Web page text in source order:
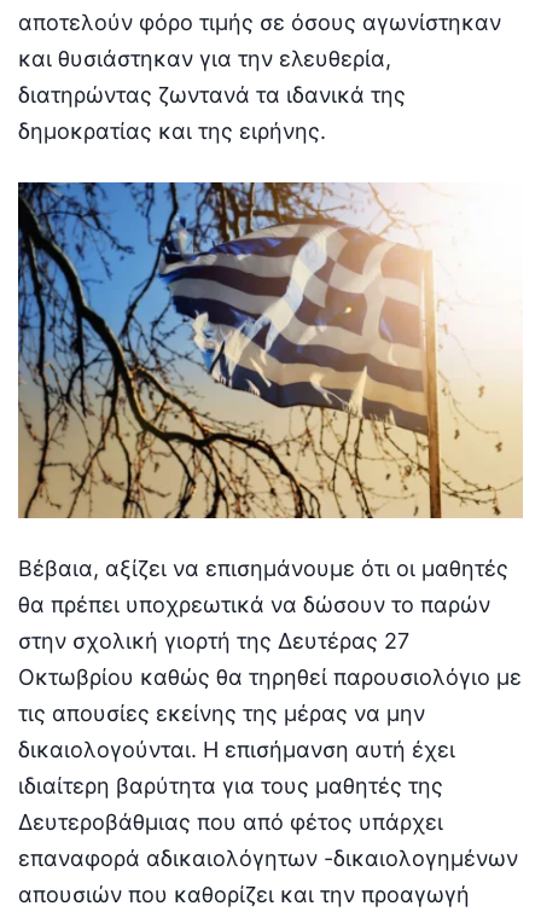
αποτελούν φόρο τιμής σε όσους αγωνίστηκαν
και θυσιάστηκαν για την ελευθερία,
διατηρώντας ζωντανά τα ιδανικά της
δημοκρατίας και της ειρήνης.
Βέβαια, αξίζει να επισημάνουμε ότι οι μαθητές
θα πρέπει υποχρεωτικά να δώσουν το παρών
στην σχολική γιορτή της Δευτέρας 27
Οκτωβρίου καθώς θα τηρηθεί παρουσιολόγιο με
τις απουσίες εκείνης της μέρας να μην
δικαιολογούνται. Η επισήμανση αυτή έχει
ιδιαίτερη βαρύτητα για τους μαθητές της
Δευτεροβάθμιας που από φέτος υπάρχει
επαναφορά αδικαιολόγητων -δικαιολογημένων
απουσιών που καθορίζει και την προαγωγή